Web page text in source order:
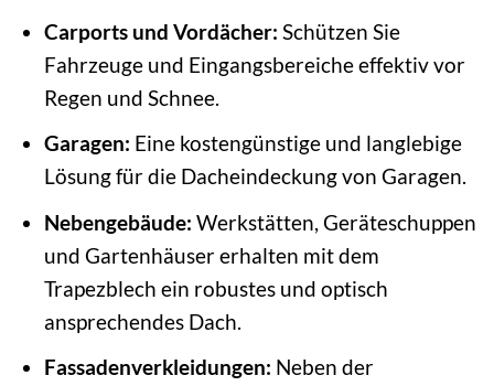
Carports und Vordächer: Schützen Sie
Fahrzeuge und Eingangsbereiche effektiv vor
Regen und Schnee.
Garagen: Eine kostengünstige und langlebige
Lösung für die Dacheindeckung von Garagen.
Nebengebäude: Werkstätten, Geräteschuppen
und Gartenhäuser erhalten mit dem
Trapezblech ein robustes und optisch
ansprechendes Dach.
Fassadenverkleidungen: Neben der